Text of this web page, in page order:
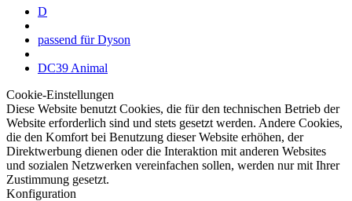
D
passend für Dyson
DC39 Animal
Cookie-Einstellungen
Diese Website benutzt Cookies, die für den technischen Betrieb der
Website erforderlich sind und stets gesetzt werden. Andere Cookies,
die den Komfort bei Benutzung dieser Website erhöhen, der
Direktwerbung dienen oder die Interaktion mit anderen Websites
und sozialen Netzwerken vereinfachen sollen, werden nur mit Ihrer
Zustimmung gesetzt.
Konfiguration